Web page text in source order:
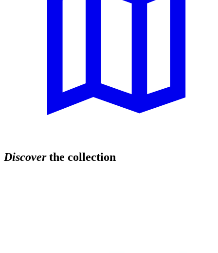
Discoverthe collection